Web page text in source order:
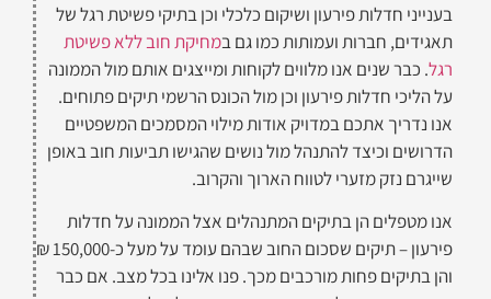
בענייני חדלות פירעון ושיקום כלכלי וכן בתיקי פשיטת רגל של
תאגידים, חברות ועמותות כמו גם במחיקת חוב ללא פשיטת
רגל. כבר שנים אנו מלווים לקוחות ומייצגים אותם מול הממונה
על הליכי חדלות פירעון וכן מול הכונס הרשמי תיקים פתוחים.
אנו נדריך אתכם במדויק אודות מילוי המסמכים המשפטיים
הדרושים וכיצד להתנהל מול נושים שהגישו תביעות חוב באופן
שייגרם נזק מזערי לטווח הארוך והקרוב.
אנו מטפלים הן בתיקים המתנהלים אצל הממונה על חדלות
פירעון – תיקים שסכום החוב שבהם עומד על מעל כ-150,000 ₪
והן בתיקים פחות מורכבים מכך. פנו אלינו בכל מצב. אם כבר